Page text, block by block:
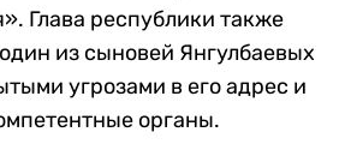
Глава республики также
из сыновей Янгулбаевых
угрозами в его адрес и
органы.